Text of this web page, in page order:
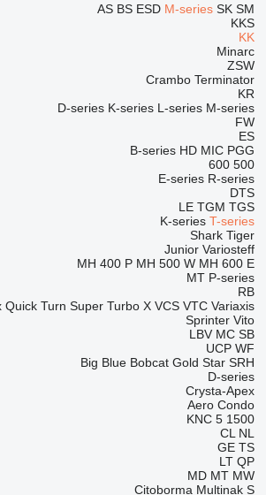
AS BS ESD M-series SK SM
KKS
KK
Minarc
ZSW
Crambo Terminator
KR
D-series K-series L-series M-series
FW
ES
B-series HD MIC PGG
500
600
E-series R-series
DTS
LE TGM TGS
K-series T-series
Shark Tiger
Junior Variosteff
MH 400 P MH 500 W MH 600 E
MT P-series
RB
Quick Turn Super Turbo X VCS VTC Variaxis
Sprinter Vito
LBV MC SB
UCP WF
Big Blue Bobcat Gold Star SRH
D-series
Crysta-Apex
Aero Condo
KNC 5 1500
CL NL
GE TS
LT QP
MD MT MW
Citoborma Multinak S